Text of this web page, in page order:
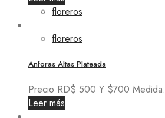
floreros
floreros
Anforas Altas Plateada
Precio RD$ 500 Y $700 Medida:
Leer más